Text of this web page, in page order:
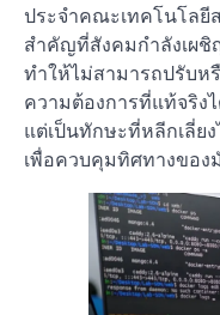
ประจำคณะเทคโนโลยี
สำคัญที่สังคมกำลังเผชิ
ทำให้ไม่สามารถปรับห
ความต้องการที่แท้จริง
แต่เป็นทักษะที่หลีกเลี่ย
เพื่อควบคุมทิศทางของ